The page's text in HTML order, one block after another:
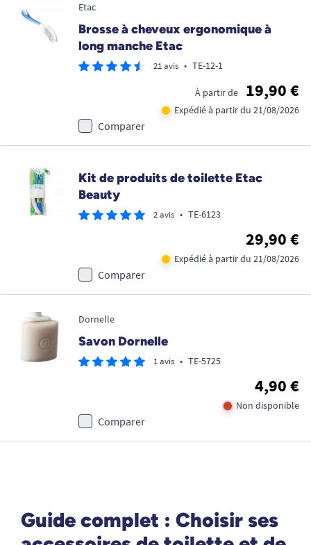
Etac
Brosse à cheveux ergonomique à
long manche Etac
21 avis • TE-12-1
À partir de 19,90 €
Expédié à partir du 21/08/2026
Comparer
Kit de produits de toilette Etac
Beauty
2 avis • TE-6123
29,90 €
Expédié à partir du 21/08/2026
Comparer
Dornelle
Savon Dornelle
1 avis • TE-5725
4,90 €
Non disponible
Comparer
Guide complet : Choisir ses